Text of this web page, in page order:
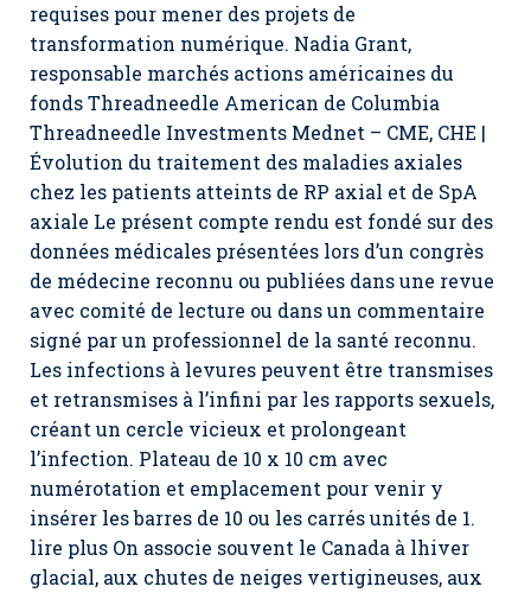
requises pour mener des projets de
transformation numérique. Nadia Grant,
responsable marchés actions américaines du
fonds Threadneedle American de Columbia
Threadneedle Investments Mednet – CME, CHE |
Évolution du traitement des maladies axiales
chez les patients atteints de RP axial et de SpA
axiale Le présent compte rendu est fondé sur des
données médicales présentées lors d’un congrès
de médecine reconnu ou publiées dans une revue
avec comité de lecture ou dans un commentaire
signé par un professionnel de la santé reconnu.
Les infections à levures peuvent être transmises
et retransmises à l’infini par les rapports sexuels,
créant un cercle vicieux et prolongeant
l’infection. Plateau de 10 x 10 cm avec
numérotation et emplacement pour venir y
insérer les barres de 10 ou les carrés unités de 1.
lire plus On associe souvent le Canada à lhiver
glacial, aux chutes de neiges vertigineuses, aux